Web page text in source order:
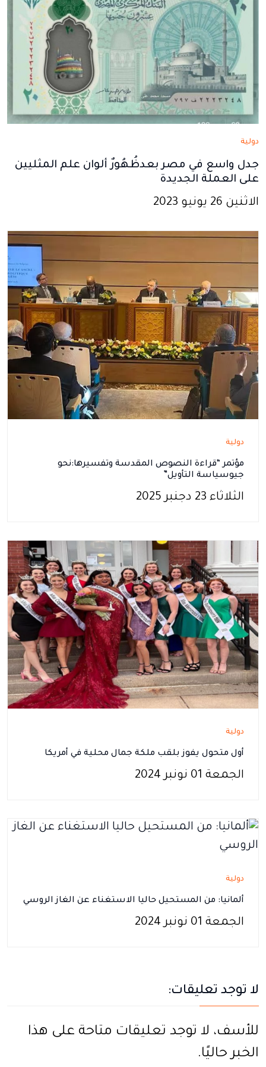
دولية
جدل واسع في مصر بعدظُهُورٌ ألوان علم المثليين
على العملة الجديدة
الاثنين 26 يونيو 2023
دولية
مؤتمر “قراءة النصوص المقدسة وتفسيرها:نحو
جيوسياسة التأويل”
الثلاثاء 23 دجنبر 2025
دولية
أول متحول يفوز بلقب ملكة جمال محلية في أمريكا
الجمعة 01 نونبر 2024
دولية
ألمانيا: من المستحيل حاليا الاستغناء عن الغاز الروسي
الجمعة 01 نونبر 2024
لا توجد تعليقات:
للأسف، لا توجد تعليقات متاحة على هذا
الخبر حاليًا.